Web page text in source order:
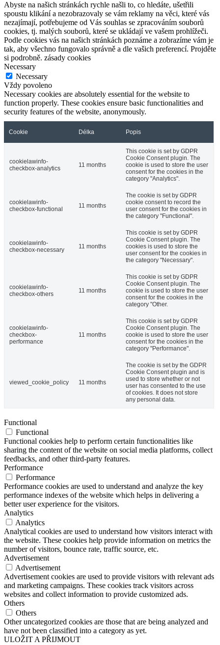
Abyste na našich stránkách rychle našli to, co hledáte, ušetřili
spoustu klikání a nezobrazovaly se vám reklamy na věci, které vás
nezajímají, potřebujeme od Vás souhlas se zpracováním souborů
cookies, tj. malých souborů, které se ukládají ve vašem prohlížeči.
Podle cookies vás na našich stránkách poznáme a zobrazíme vám je
tak, aby všechno fungovalo správně a dle vašich preferencí. Projděte
si podrobně. zásady cookies
Necessary
Necessary
Vždy povoleno
Necessary cookies are absolutely essential for the website to
function properly. These cookies ensure basic functionalities and
security features of the website, anonymously.
Cookie Délka Popis
cookielawinfo-
checkbox-analytics
11 months
This cookie is set by GDPR
Cookie Consent plugin. The
cookie is used to store the user
consent for the cookies in the
category "Analytics".
cookielawinfo-
checkbox-functional
11 months
The cookie is set by GDPR
cookie consent to record the
user consent for the cookies in
the category "Functional".
cookielawinfo-
checkbox-necessary
11 months
This cookie is set by GDPR
Cookie Consent plugin. The
cookies is used to store the
user consent for the cookies in
the category "Necessary".
cookielawinfo-
checkbox-others
11 months
This cookie is set by GDPR
Cookie Consent plugin. The
cookie is used to store the user
consent for the cookies in the
category "Other.
cookielawinfo-
checkbox-
performance
11 months
This cookie is set by GDPR
Cookie Consent plugin. The
cookie is used to store the user
consent for the cookies in the
category "Performance".
viewed_cookie_policy 11 months
The cookie is set by the GDPR
Cookie Consent plugin and is
used to store whether or not
user has consented to the use
of cookies. It does not store
any personal data.
Functional
Functional
Functional cookies help to perform certain functionalities like
sharing the content of the website on social media platforms, collect
feedbacks, and other third-party features.
Performance
Performance
Performance cookies are used to understand and analyze the key
performance indexes of the website which helps in delivering a
better user experience for the visitors.
Analytics
Analytics
Analytical cookies are used to understand how visitors interact with
the website. These cookies help provide information on metrics the
number of visitors, bounce rate, traffic source, etc.
Advertisement
Advertisement
Advertisement cookies are used to provide visitors with relevant ads
and marketing campaigns. These cookies track visitors across
websites and collect information to provide customized ads.
Others
Others
Other uncategorized cookies are those that are being analyzed and
have not been classified into a category as yet.
ULOŽIT A PŘIJMOUT